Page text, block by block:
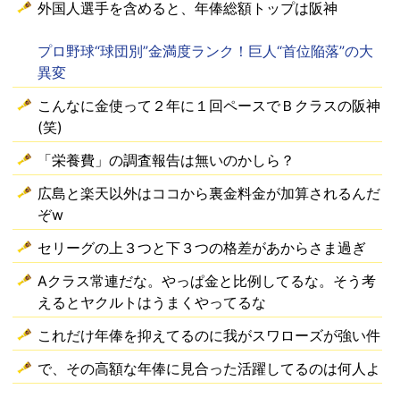
外国人選手を含めると、年俸総額トップは阪神
プロ野球“球団別”金満度ランク！巨人“首位陥落”の大
異変
こんなに金使って２年に１回ペースでＢクラスの阪神
(笑)
「栄養費」の調査報告は無いのかしら？
広島と楽天以外はココから裏金料金が加算されるんだ
ぞw
セリーグの上３つと下３つの格差があからさま過ぎ
Aクラス常連だな。やっぱ金と比例してるな。そう考
えるとヤクルトはうまくやってるな
これだけ年俸を抑えてるのに我がスワローズが強い件
で、その高額な年俸に見合った活躍してるのは何人よ